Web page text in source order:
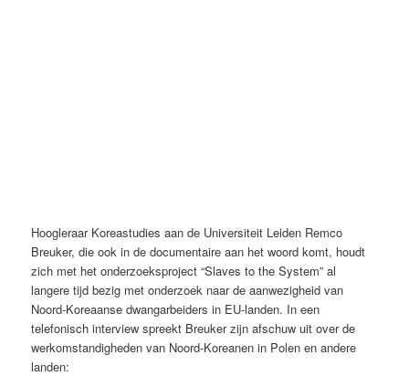
Hoogleraar Koreastudies aan de Universiteit Leiden Remco
Breuker, die ook in de documentaire aan het woord komt, houdt
zich met het onderzoeksproject “Slaves to the System” al
langere tijd bezig met onderzoek naar de aanwezigheid van
Noord-Koreaanse dwangarbeiders in EU-landen. In een
telefonisch interview spreekt Breuker zijn afschuw uit over de
werkomstandigheden van Noord-Koreanen in Polen en andere
landen: